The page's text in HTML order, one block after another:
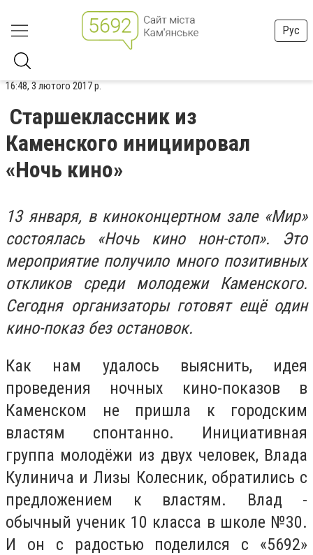
Рус
16:48, 3 лютого 2017 р.
Старшеклассник из
Каменского инициировал
«Ночь кино»
13 января, в киноконцертном зале «Мир»
состоялась «Ночь кино нон-стоп». Это
мероприятие получило много позитивных
откликов среди молодежи Каменского.
Сегодня организаторы готовят ещё один
кино-показ без остановок.
Как нам удалось выяснить, идея
проведения ночных кино-показов в
Каменском не пришла к городским
властям спонтанно. Инициативная
группа молодёжи из двух человек, Влада
Кулинича и Лизы Колесник, обратились с
предложением к властям. Влад -
обычный ученик 10 класса в школе №30.
И он с радостью поделился с «5692»